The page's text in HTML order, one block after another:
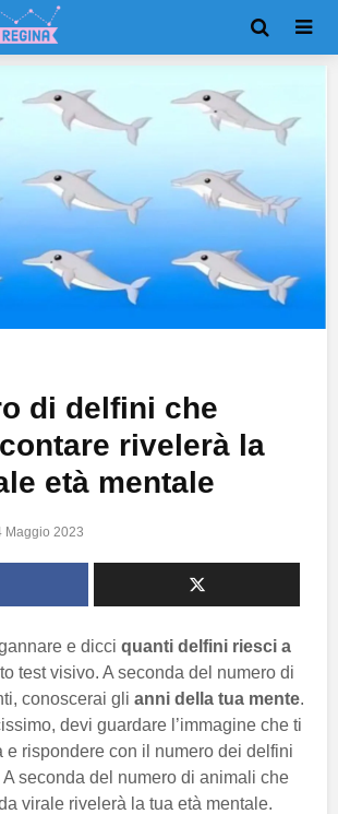
di delfini che
rivelerà la
età mentale
Maggio 2023
e dicci quanti delfini riesci a
test visivo. A seconda del numero di
conoscerai gli anni della tua mente.
devi guardare l’immagine che ti
e rispondere con il numero dei delfini
seconda del numero di animali che
virale rivelerà la tua età mentale.